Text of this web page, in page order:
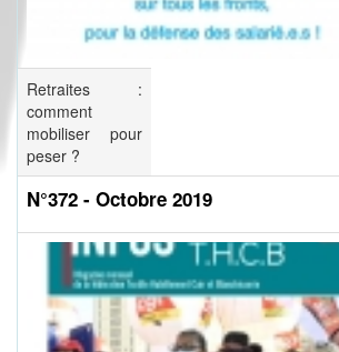
Retraites :
comment
mobiliser pour
peser ?
N°372 - Octobre 2019